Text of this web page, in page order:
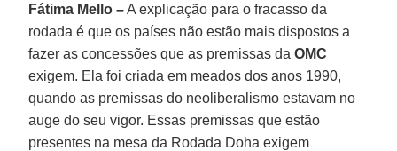
Fátima Mello –A explicação para o fracasso da
rodada é que os países não estão mais dispostos a
fazer as concessões que as premissas daOMC
exigem. Ela foi criada em meados dos anos 1990,
quando as premissas do neoliberalismo estavam no
auge do seu vigor. Essas premissas que estão
presentes na mesa da Rodada Doha exigem